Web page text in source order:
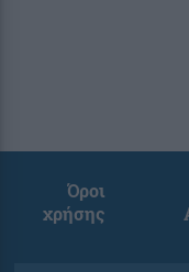
Όροι
χρήσης